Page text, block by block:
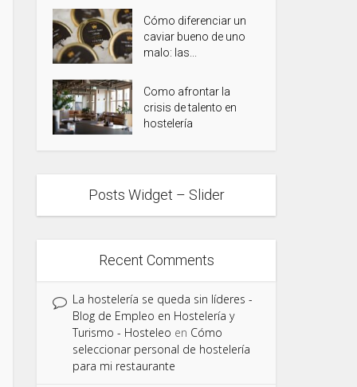
Cómo diferenciar un
caviar bueno de uno
malo: las...
Como afrontar la
crisis de talento en
hostelería
Posts Widget – Slider
Recent Comments
La hostelería se queda sin líderes -
Blog de Empleo en Hostelería y
Turismo - Hosteleo en Cómo
seleccionar personal de hostelería
para mi restaurante